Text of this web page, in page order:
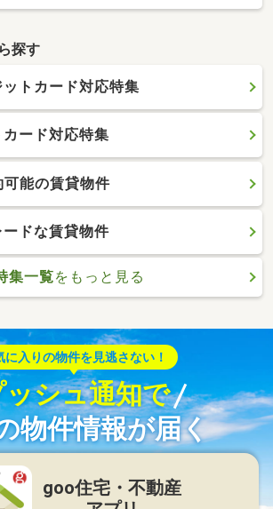
探す
トカード対応特集
ード対応特集
能の賃貸物件
ドな賃貸物件
集一覧をもっと見る
に入りの物件を見逃さない！
シュ通知で
物件情報が届く
goo住宅・不動産